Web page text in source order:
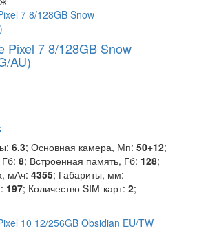
7 8/128GB Snow
AU)
6.3; Основная камера, Мп: 50+12;
8; Встроенная память, Гб: 128;
мАч: 4355; Габариты, мм:
197; Количество SIM-карт: 2;